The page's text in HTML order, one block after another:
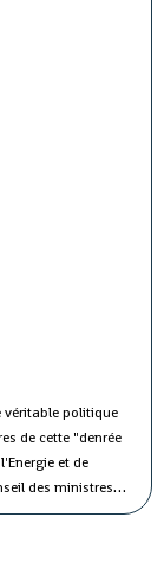
véritable politique
de cette "denrée
et de
des ministres
est estimé à 226